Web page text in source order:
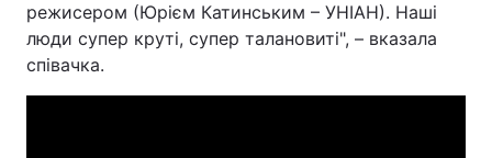
режисером (Юрієм Катинським – УНІАН). Наші
люди супер круті, супер талановиті", – вказала
співачка.